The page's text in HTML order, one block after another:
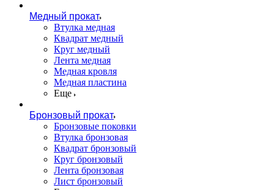
Медный прокат
Втулка медная
Квадрат медный
Круг медный
Лента медная
Медная кровля
Медная пластина
Еще
Бронзовый прокат
Бронзовые поковки
Втулка бронзовая
Квадрат бронзовый
Круг бронзовый
Лента бронзовая
Лист бронзовый